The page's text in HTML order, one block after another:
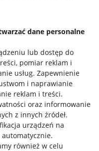
dane personalne
lub dostęp do
pomiar reklam i
usług. Zapewnienie
i naprawianie
reklam i treści.
oraz informowanie
z innych źródeł.
urządzeń na
.
również w celu